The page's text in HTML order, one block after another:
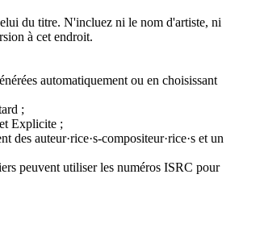
du titre. N'incluez ni le nom d'artiste, ni
à cet endroit.
automatiquement ou en choisissant
;
Explicite ;
des auteur·rice·s-compositeur·rice·s et un
peuvent utiliser les numéros ISRC pour